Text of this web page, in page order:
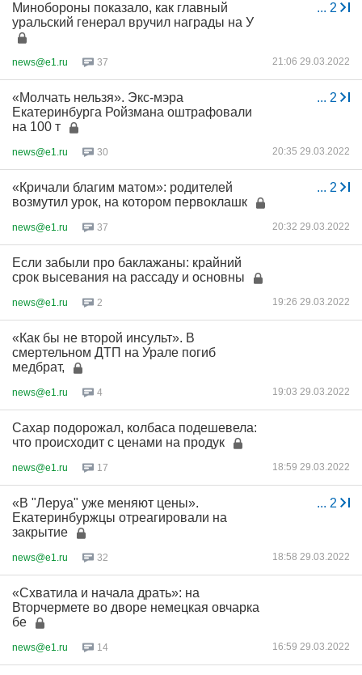
... 2
Минобороны показало, как главный
уральский генерал вручил награды на У
news@e1.ru 37 21:06 29.03.2022
... 2
«Молчать нельзя». Экс-мэра
Екатеринбурга Ройзмана оштрафовали
на 100 т
news@e1.ru 30 20:35 29.03.2022
... 2
«Кричали благим матом»: родителей
возмутил урок, на котором первоклашк
news@e1.ru 37 20:32 29.03.2022
Если забыли про баклажаны: крайний
срок высевания на рассаду и основны
news@e1.ru 2 19:26 29.03.2022
«Как бы не второй инсульт». В
смертельном ДТП на Урале погиб
медбрат,
news@e1.ru 4 19:03 29.03.2022
Сахар подорожал, колбаса подешевела:
что происходит с ценами на продук
news@e1.ru 17 18:59 29.03.2022
... 2
«В "Леруа" уже меняют цены».
Екатеринбуржцы отреагировали на
закрытие
news@e1.ru 32 18:58 29.03.2022
«Схватила и начала драть»: на
Вторчермете во дворе немецкая овчарка
бе
news@e1.ru 14 16:59 29.03.2022